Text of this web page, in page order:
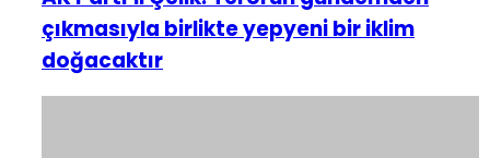
çıkmasıyla birlikte yepyeni bir iklim
doğacaktır